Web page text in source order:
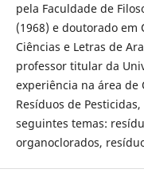
pela Faculdade de
(1968) e doutorado em
Ciências e Letras de
professor titular da
experiência na área de
Resíduos de
seguintes temas:
organoclorados,